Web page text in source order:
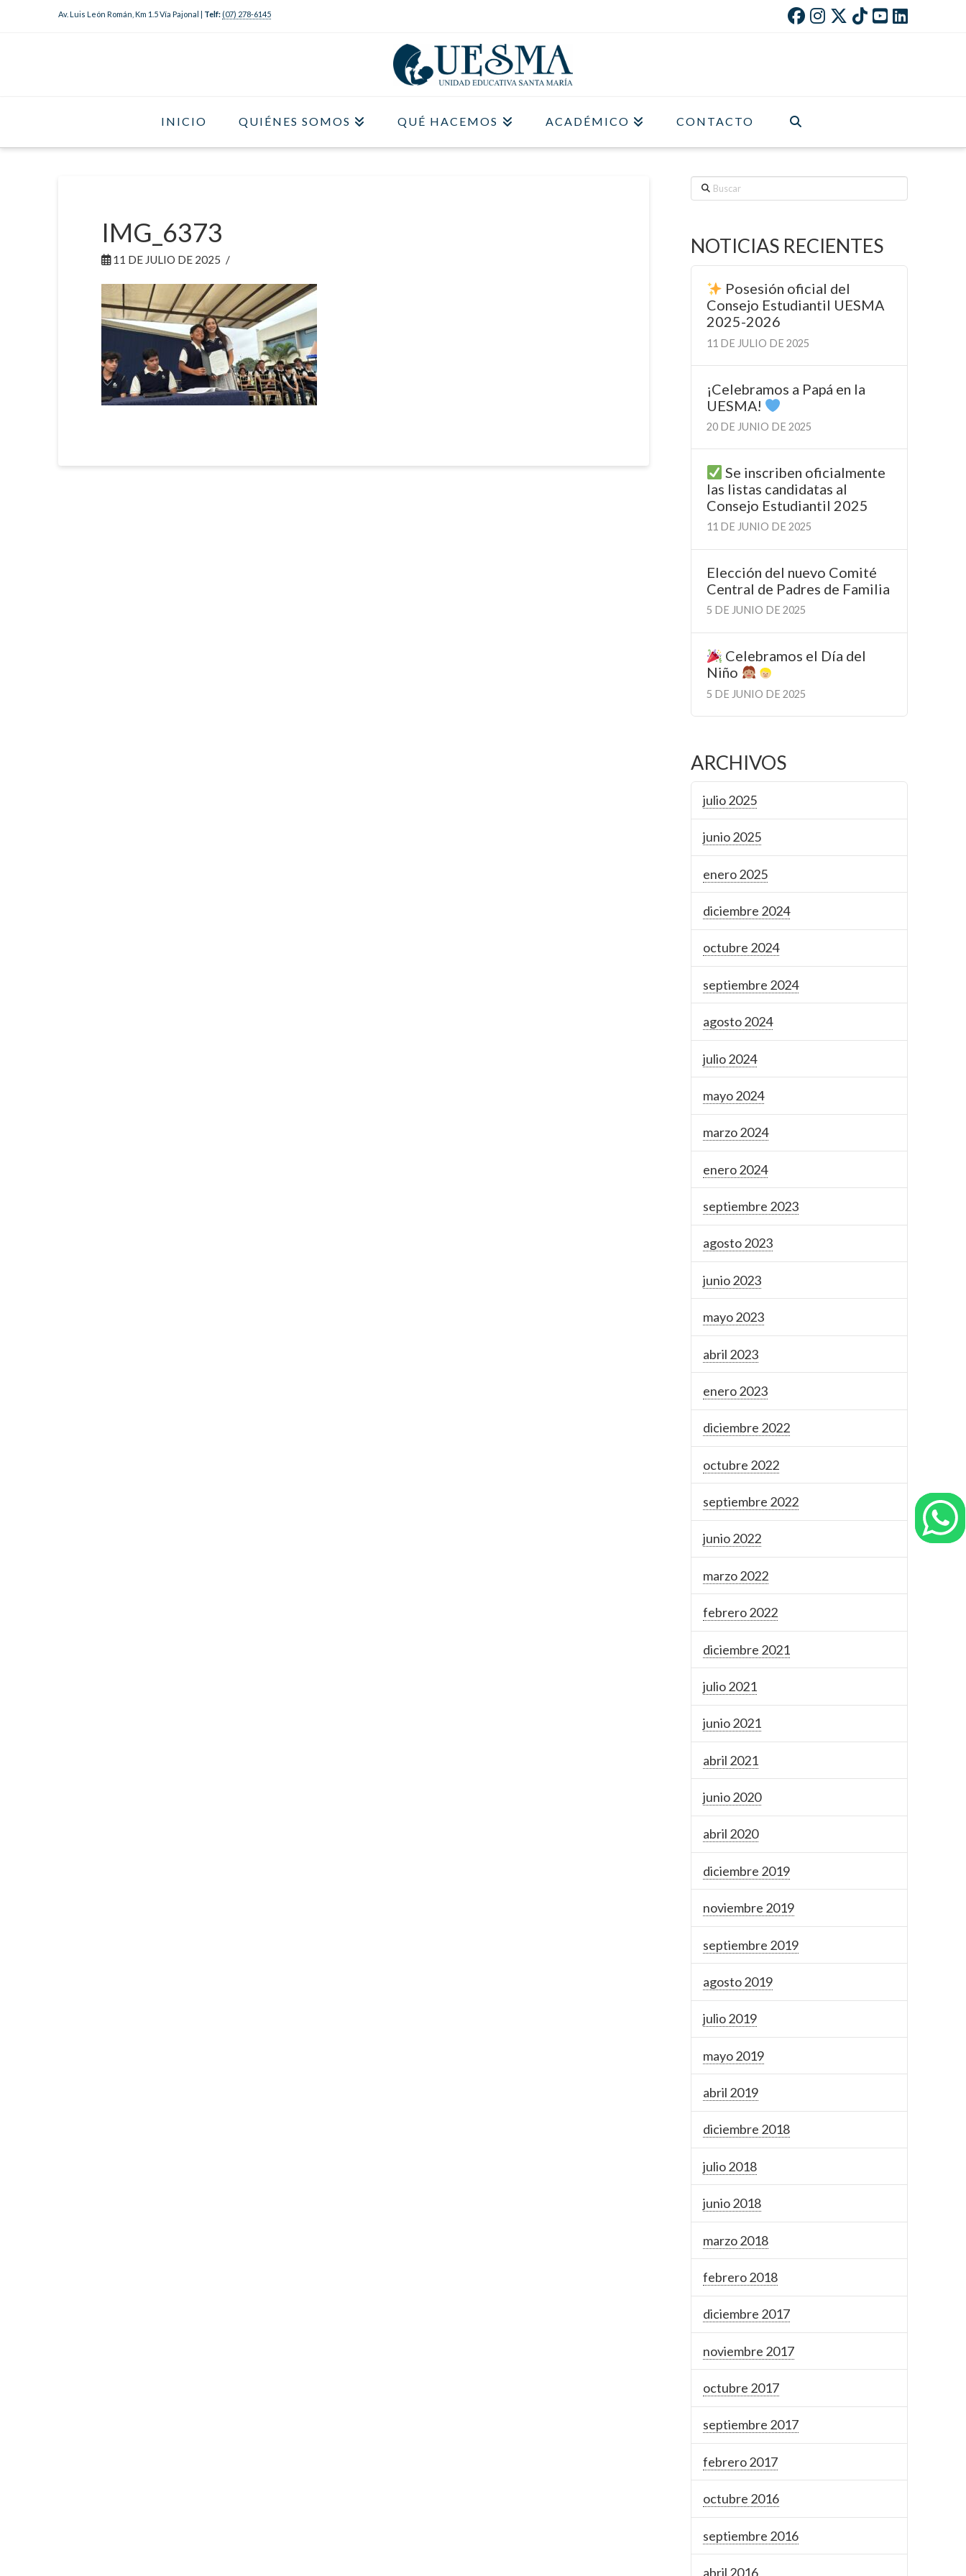
Av. Luis León Román, Km 1.5 Vía Pajonal | Telf: (07) 278-6145
INICIO QUIÉNES SOMOS QUÉ HACEMOS ACADÉMICO CONTACTO
IMG_6373
11 DE JULIO DE 2025
Buscar
NOTICIAS RECIENTES
Posesión oficial del
Consejo Estudiantil UESMA
2025-2026
11 DE JULIO DE 2025
¡Celebramos a Papá en la
UESMA!
20 DE JUNIO DE 2025
Se inscriben oficialmente
las listas candidatas al
Consejo Estudiantil 2025
11 DE JUNIO DE 2025
Elección del nuevo Comité
Central de Padres de Familia
5 DE JUNIO DE 2025
Celebramos el Día del
Niño
5 DE JUNIO DE 2025
ARCHIVOS
julio 2025
junio 2025
enero 2025
diciembre 2024
octubre 2024
septiembre 2024
agosto 2024
julio 2024
mayo 2024
marzo 2024
enero 2024
septiembre 2023
agosto 2023
junio 2023
mayo 2023
abril 2023
enero 2023
diciembre 2022
octubre 2022
septiembre 2022
junio 2022
marzo 2022
febrero 2022
diciembre 2021
julio 2021
junio 2021
abril 2021
junio 2020
abril 2020
diciembre 2019
noviembre 2019
septiembre 2019
agosto 2019
julio 2019
mayo 2019
abril 2019
diciembre 2018
julio 2018
junio 2018
marzo 2018
febrero 2018
diciembre 2017
noviembre 2017
octubre 2017
septiembre 2017
febrero 2017
octubre 2016
septiembre 2016
abril 2016